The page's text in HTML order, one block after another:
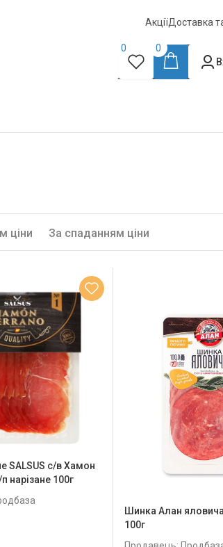
АкціїДоставка
0
0
ціни За спаданням ціни
SALSUS с/в Хамон
нарізане 100г
Шинка Алан яловича
100г